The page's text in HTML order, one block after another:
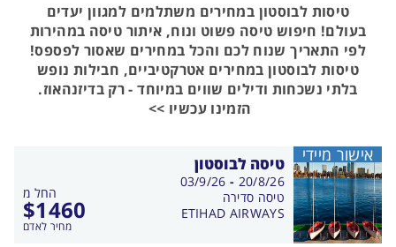
טיסות לבוסטון במחירים משתלמים למגוון יעדים
בעולם! חיפוש טיסה פשוט ונוח, איתור טיסה במהירות
לפי התאריך שנוח לכם והכל במחירים שאסור לפספס!
טיסות לבוסטון במחירים אטרקטיביים, חבילות נופש
בלתי נשכחות ודילים שווים במיוחד - רק בדיזנהאוז.
הזמינו עכשיו >>
טיסה לבוסטון
החל מ
$1460
מחיר לאדם
בין
התאריכים,
20/8/26
-
03/9/26
טיסה סדירה
ETIHAD AIRWAYS
אישור מיידי